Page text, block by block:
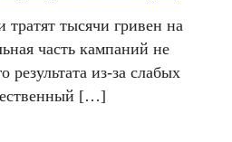
тысячи гривен на
часть кампаний не
результата из-за слабых
[…]